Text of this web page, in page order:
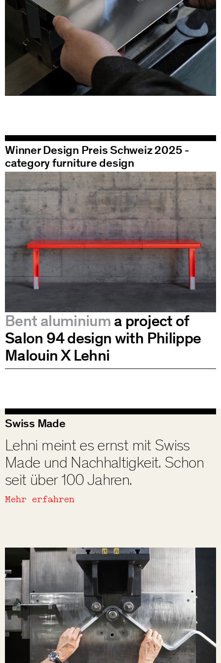
Winner Design Preis Schweiz 2025 -
category furniture design
Bent aluminium a project of
Salon 94 design with Philippe
Malouin X Lehni
Swiss Made
Lehni meint es ernst mit Swiss
Made und Nachhaltigkeit. Schon
seit über 100 Jahren.
Mehr erfahren